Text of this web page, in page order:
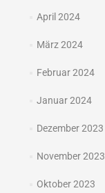
April 2024
März 2024
Februar 2024
Januar 2024
Dezember 2023
November 2023
Oktober 2023